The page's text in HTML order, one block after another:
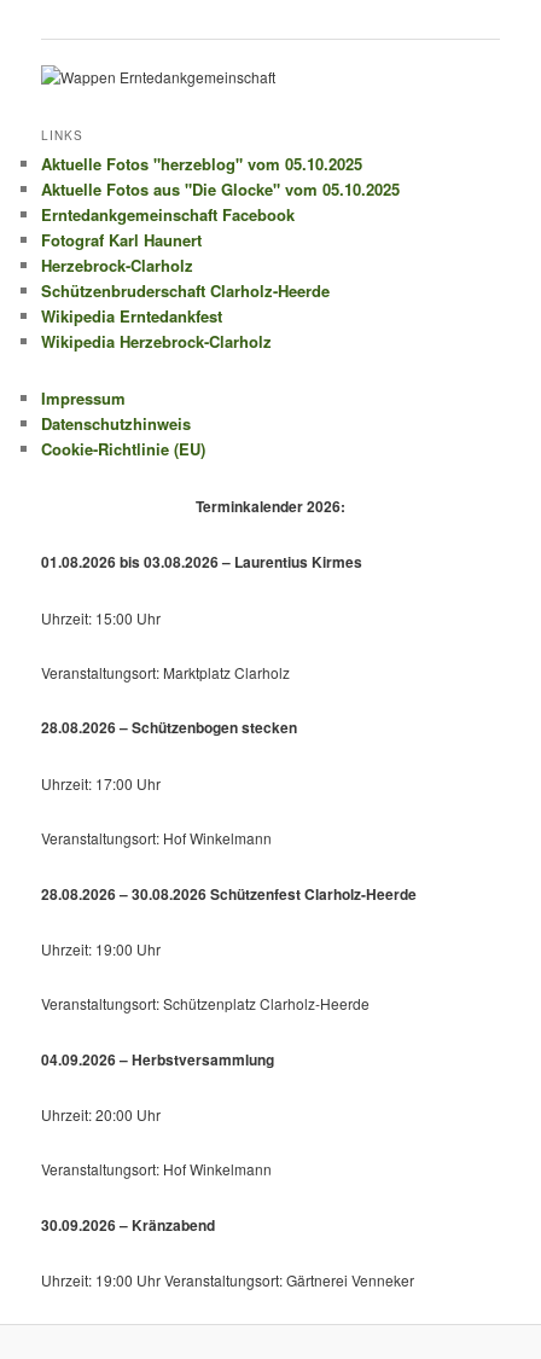
LINKS
Aktuelle Fotos "herzeblog" vom 05.10.2025
Aktuelle Fotos aus "Die Glocke" vom 05.10.2025
Erntedankgemeinschaft Facebook
Fotograf Karl Haunert
Herzebrock-Clarholz
Schützenbruderschaft Clarholz-Heerde
Wikipedia Erntedankfest
Wikipedia Herzebrock-Clarholz
Impressum
Datenschutzhinweis
Cookie-Richtlinie (EU)
Terminkalender 2026:
01.08.2026 bis 03.08.2026 – Laurentius Kirmes
Uhrzeit: 15:00 Uhr
Veranstaltungsort: Marktplatz Clarholz
28.08.2026 – Schützenbogen stecken
Uhrzeit: 17:00 Uhr
Veranstaltungsort: Hof Winkelmann
28.08.2026 – 30.08.2026 Schützenfest Clarholz-Heerde
Uhrzeit: 19:00 Uhr
Veranstaltungsort: Schützenplatz Clarholz-Heerde
04.09.2026 – Herbstversammlung
Uhrzeit: 20:00 Uhr
Veranstaltungsort: Hof Winkelmann
30.09.2026 – Kränzabend
Uhrzeit: 19:00 Uhr Veranstaltungsort: Gärtnerei Venneker